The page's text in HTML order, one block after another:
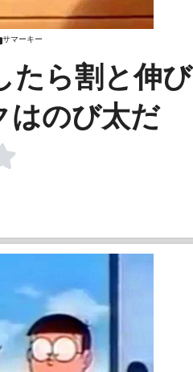
サマーキー
たら割と伸び
のび太だ